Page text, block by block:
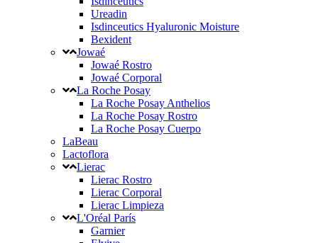
Ureadin
Isdinceutics Hyaluronic Moisture
Bexident
Jowaé
Jowaé Rostro
Jowaé Corporal
La Roche Posay
La Roche Posay Anthelios
La Roche Posay Rostro
La Roche Posay Cuerpo
LaBeau
Lactoflora
Lierac
Lierac Rostro
Lierac Corporal
Lierac Limpieza
L'Oréal París
Garnier